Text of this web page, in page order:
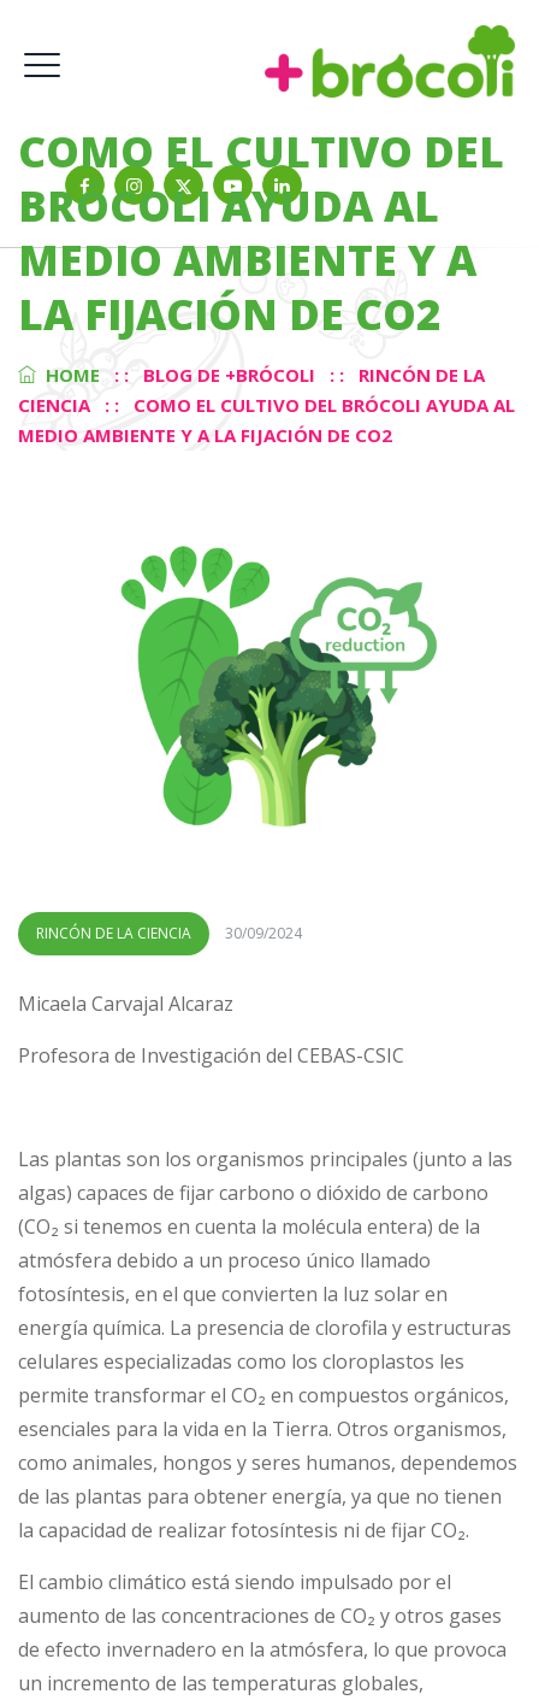
COMO EL CULTIVO DEL
BRÓCOLI AYUDA AL
MEDIO AMBIENTE Y A
LA FIJACIÓN DE CO2
HOME : : BLOG DE +BRÓCOLI : : RINCÓN DE LA
CIENCIA: : COMO EL CULTIVO DEL BRÓCOLI AYUDA AL
MEDIO AMBIENTE Y A LA FIJACIÓN DE CO2
RINCÓN DE LA CIENCIA 30/09/2024
Micaela Carvajal Alcaraz
Profesora de Investigación del CEBAS-CSIC
Las plantas son los organismos principales (junto a las
algas) capaces de fijar carbono o dióxido de carbono
(CO₂ si tenemos en cuenta la molécula entera) de la
atmósfera debido a un proceso único llamado
fotosíntesis, en el que convierten la luz solar en
energía química. La presencia de clorofila y estructuras
celulares especializadas como los cloroplastos les
permite transformar el CO₂ en compuestos orgánicos,
esenciales para la vida en la Tierra. Otros organismos,
como animales, hongos y seres humanos, dependemos
de las plantas para obtener energía, ya que no tienen
la capacidad de realizar fotosíntesis ni de fijar CO₂.
El cambio climático está siendo impulsado por el
aumento de las concentraciones de CO₂ y otros gases
de efecto invernadero en la atmósfera, lo que provoca
un incremento de las temperaturas globales,